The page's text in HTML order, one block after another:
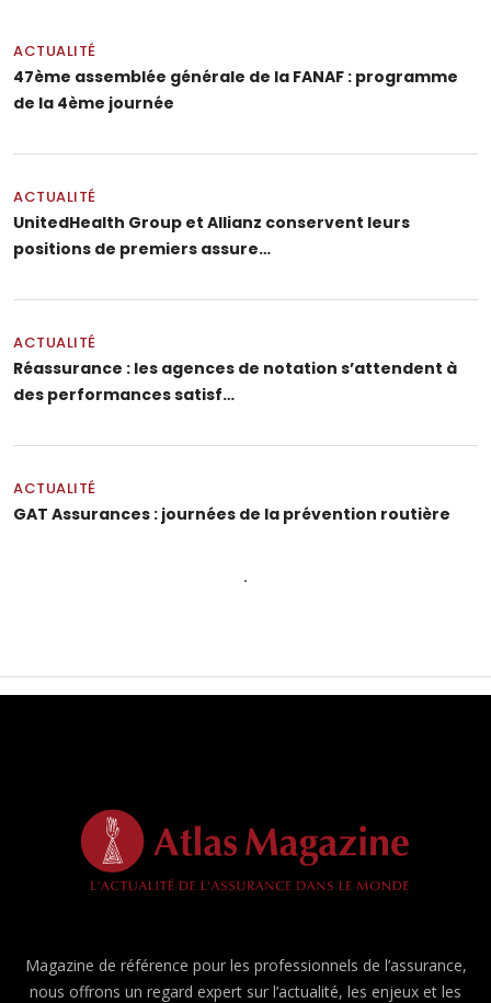
ACTUALITÉ
47ème assemblée générale de la FANAF : programme
de la 4ème journée
ACTUALITÉ
UnitedHealth Group et Allianz conservent leurs
positions de premiers assure…
ACTUALITÉ
Réassurance : les agences de notation s’attendent à
des performances satisf…
ACTUALITÉ
GAT Assurances : journées de la prévention routière
Magazine de référence pour les professionnels de l’assurance,
nous offrons un regard expert sur l’actualité, les enjeux et les